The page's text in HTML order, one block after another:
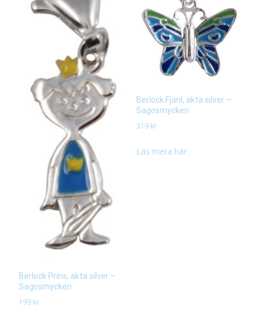
Berlock Prins, äkta silver –
Sagosmycken
199 kr
Berlock Fjäril, äkta silver –
Sagosmycken
319 kr
Läs mera här